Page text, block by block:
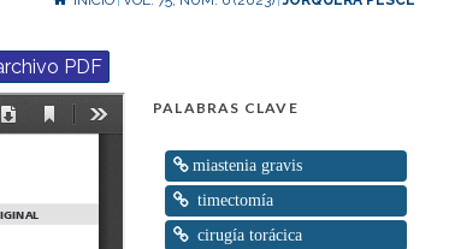
PALABRAS CLAVE
miastenia gravis
timectomía
cirugía torácica
PDF